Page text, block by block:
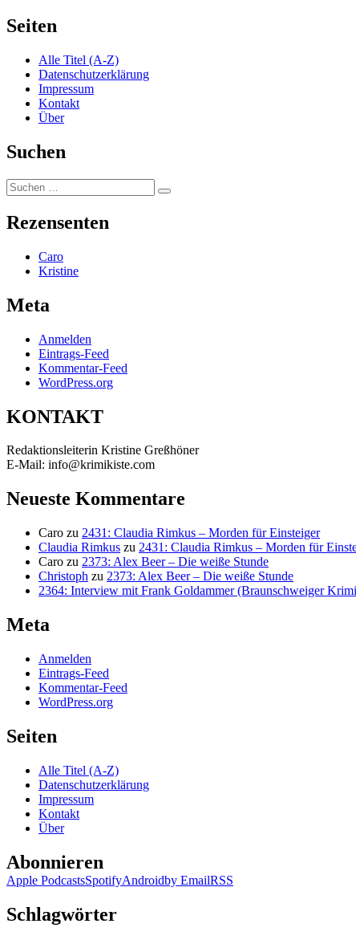
Seiten
Alle Titel (A-Z)
Datenschutzerklärung
Impressum
Kontakt
Über
Suchen
Suchen
nach:
Suchen
Rezensenten
Caro
Kristine
Meta
Anmelden
Eintrags-Feed
Kommentar-Feed
WordPress.org
KONTAKT
Redaktionsleiterin Kristine Greßhöner
E-Mail: info@krimikiste.com
Neueste Kommentare
Caro zu 2431: Claudia Rimkus – Morden für Einsteiger
Claudia Rimkus zu 2431: Claudia Rimkus – Morden für
Caro zu 2373: Alex Beer – Die weiße Stunde
Christoph zu 2373: Alex Beer – Die weiße Stunde
2364: Interview mit Frank Goldammer (Braunschweiger
Meta
Anmelden
Eintrags-Feed
Kommentar-Feed
WordPress.org
Seiten
Alle Titel (A-Z)
Datenschutzerklärung
Impressum
Kontakt
Über
Abonnieren
Apple PodcastsSpotifyAndroidby EmailRSS
Schlagwörter